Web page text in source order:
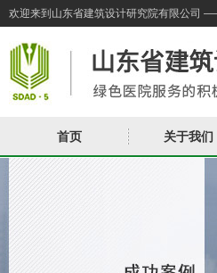
欢迎来到山东省建筑设计研究院有限公司
首页 关于我们